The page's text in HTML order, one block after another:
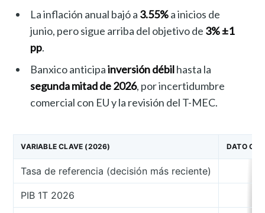
La inflación anual bajó a 3.55%a inicios de
junio, pero sigue arriba del objetivo de 3% ±1
pp.
Banxico anticipainversión débilhasta la
segunda mitad de 2026, por incertidumbre
comercial con EU y la revisión del T-MEC.
VARIABLE CLAVE (2026) DATO
Tasa de referencia (decisión más reciente)
PIB 1T 2026